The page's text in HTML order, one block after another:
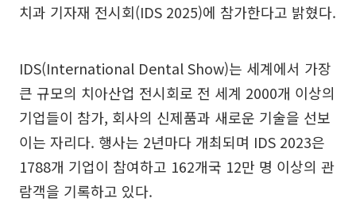
치과 기자재 전시회(IDS 2025)에 참가한다고 밝혔다.
IDS(International Dental Show)는 세계에서 가장
큰 규모의 치아산업 전시회로 전 세계 2000개 이상의
기업들이 참가, 회사의 신제품과 새로운 기술을 선보
이는 자리다. 행사는 2년마다 개최되며 IDS 2023은
1788개 기업이 참여하고 162개국 12만 명 이상의 관
람객을 기록하고 있다.